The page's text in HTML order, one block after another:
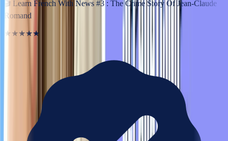
🎬 Learn French With News #3 : The Crime Story Of Jean-Claude
Romand
★★★★★